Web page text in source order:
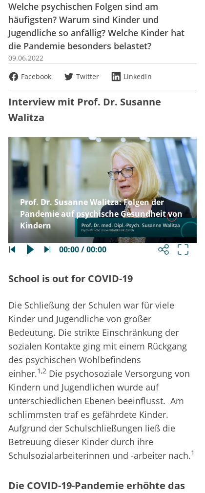
Welche psychischen Folgen sind am
häufigsten? Warum sind Kinder und
Jugendliche so anfällig? Welche Kinder hat
die Pandemie besonders belastet?
09.06.2022
Facebook
Twitter LinkedIn
Interview mit Prof. Dr. Susanne
Walitza
Prof. Dr. Susanne Walitza: Folgen der
Pandemie auf psychische Gesundheit von
Kindern
00:00 / 00:00
School is out for COVID-19
Die Schließung der Schulen war für viele
Kinder und Jugendliche von großer
Bedeutung. Die strikte Einschränkung der
sozialen Kontakte ging mit einem Rückgang
des psychischen Wohlbefindens
einher.1,2 Die psychosoziale Versorgung von
Kindern und Jugendlichen wurde auf
unterschiedlichen Ebenen beeinflusst. Am
schlimmsten traf es gefährdete Kinder.
Aufgrund der Schulschließungen ließ die
Betreuung dieser Kinder durch ihre
Schulsozialarbeiterinnen und -arbeiter nach.1
Die COVID-19-Pandemie erhöhte das